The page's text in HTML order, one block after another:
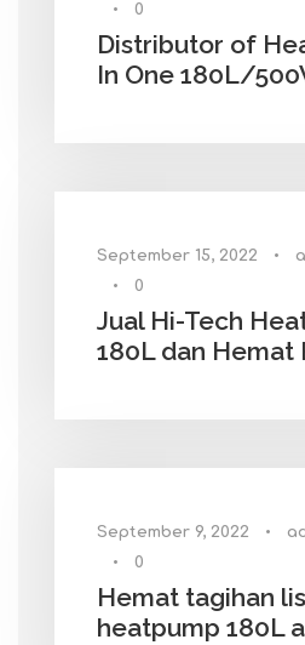
•
0
Distributor of
In One 180L/
September 15, 2022 •
•
0
Jual Hi-Tech
180L dan Hemat
September 9, 2022 •
•
0
Hemat tagihan
heatpump 180L